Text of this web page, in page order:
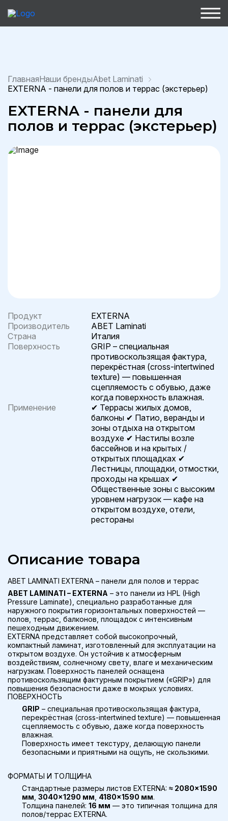
ГлавнаяНаши брендыAbet Laminati
EXTERNA - панели для полов и террас (экстерьер)
EXTERNA - панели для
полов и террас (экстерьер)
Продукт
EXTERNA
Производитель
ABET Laminati
Страна
Италия
Поверхность
GRIP – специальная
противоскользящая фактура,
перекрёстная (cross-intertwined
texture) — повышенная
сцепляемость с обувью, даже
когда поверхность влажная.
Применение
✔ Террасы жилых домов,
балконы ✔ Патио, веранды и
зоны отдыха на открытом
воздухе ✔ Настилы возле
бассейнов и на крытых /
открытых площадках ✔
Лестницы, площадки, отмостки,
проходы на крышах ✔
Общественные зоны с высоким
уровнем нагрузок — кафе на
открытом воздухе, отели,
рестораны
Описание товара
ABET LAMINATI EXTERNA – панели для полов и террас
ABET LAMINATI – EXTERNA – это панели из HPL (High
Pressure Laminate), специально разработанные для
наружного покрытия горизонтальных поверхностей —
полов, террас, балконов, площадок с интенсивным
пешеходным движением.
EXTERNA представляет собой высокопрочный,
компактный ламинат, изготовленный для эксплуатации на
открытом воздухе. Он устойчив к атмосферным
воздействиям, солнечному свету, влаге и механическим
нагрузкам. Поверхность панелей оснащена
противоскользящим фактурным покрытием («GRIP») для
повышения безопасности даже в мокрых условиях.
ПОВЕРХНОСТЬ
GRIP – специальная противоскользящая фактура,
перекрёстная (cross-intertwined texture) — повышенная
сцепляемость с обувью, даже когда поверхность
влажная.
Поверхность имеет текстуру, делающую панели
безопасными и приятными на ощупь, не скользкими.
ФОРМАТЫ И ТОЛЩИНА
Стандартные размеры листов EXTERNA: ≈ 2080×1590
мм 3040×1290 мм 4180×1590 мм.
Толщина панелей: 16 мм — это типичная толщина для
полов/террас EXTERNA.